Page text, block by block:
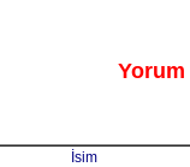
Yorum
İsim